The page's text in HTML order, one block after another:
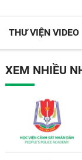
THƯ VIỆN VIDEO
XEM NHIỀU